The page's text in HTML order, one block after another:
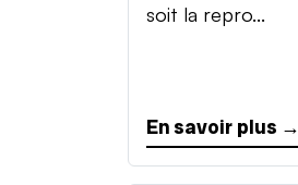
soit la repro...
En savoir plus →